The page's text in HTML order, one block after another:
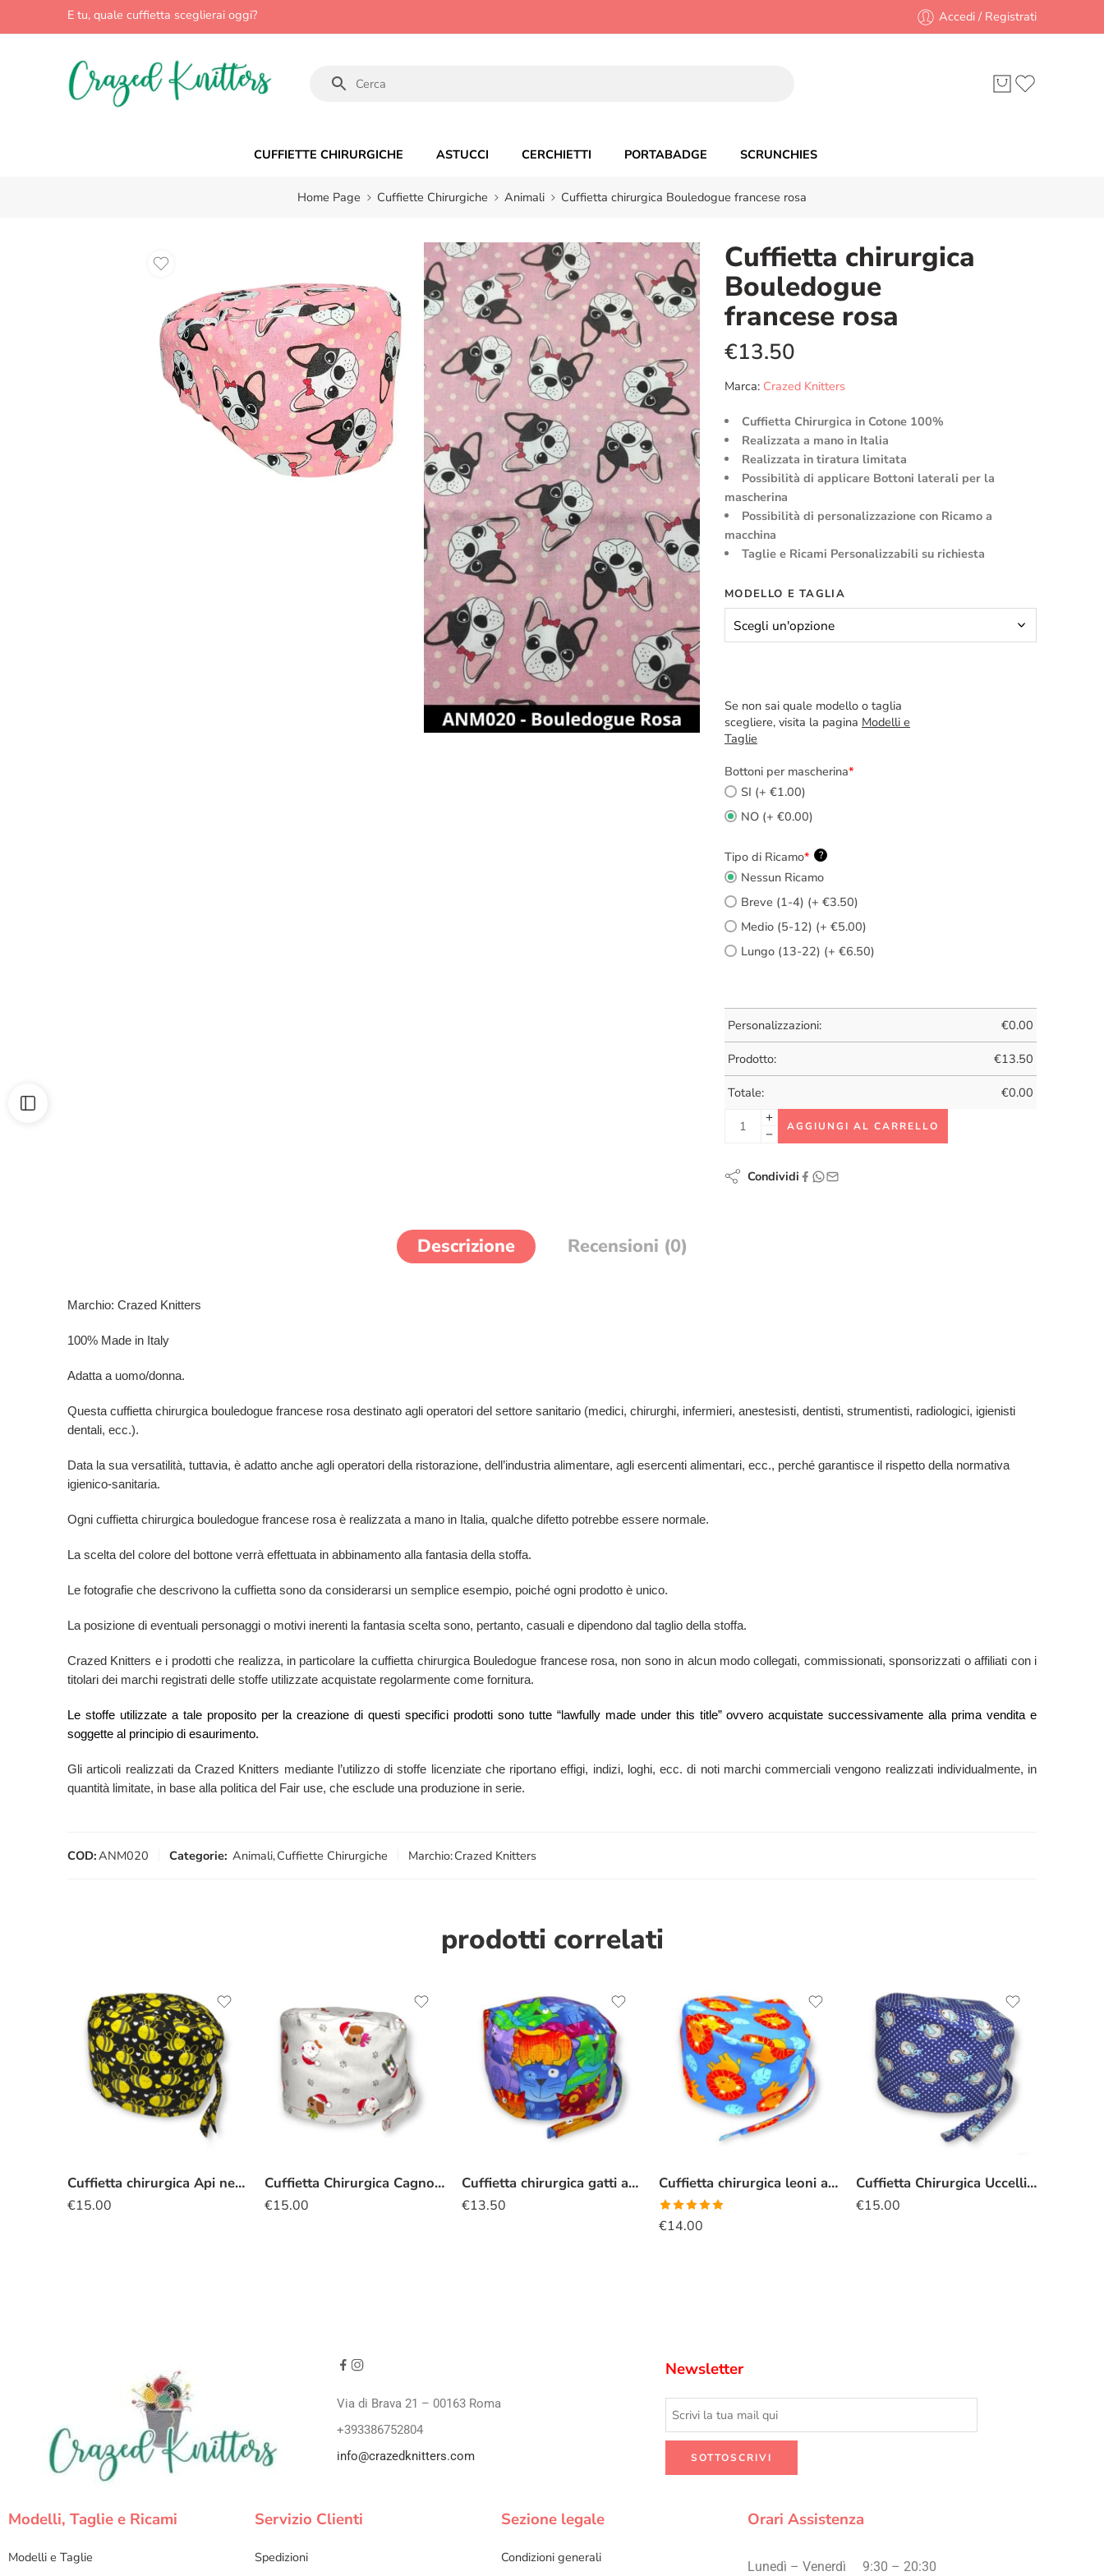
E tu, quale cuffietta sceglierai oggi? Accedi / Registrati
CUFFIETTE CHIRURGICHE ASTUCCI CERCHIETTI PORTABADGE SCRUNCHIES
Home Page Cuffiette Chirurgiche Animali Cuffietta chirurgica Bouledogue francese rosa
Cuffietta chirurgica
Bouledogue
francese rosa
€13.50
Marca: Crazed Knitters
Cuffietta Chirurgica in Cotone 100%
Realizzata a mano in Italia
Realizzata in tiratura limitata
Possibilità di applicare Bottoni laterali per la
mascherina
Possibilità di personalizzazione con Ricamo a
macchina
Taglie e Ricami Personalizzabili su richiesta
MODELLO E TAGLIA
Se non sai quale modello o taglia
scegliere, visita la pagina Modelli e
Taglie
Bottoni per mascherina*
SI (+ €1.00)
NO (+ €0.00)
Tipo di Ricamo* ?
Nessun Ricamo
Breve (1-4) (+ €3.50)
Medio (5-12) (+ €5.00)
Lungo (13-22) (+ €6.50)
Personalizzazioni: €0.00
Prodotto: €13.50
Totale: €0.00
AGGIUNGI AL CARRELLO
Condividi
Descrizione Recensioni (0)
Marchio: Crazed Knitters
100% Made in Italy
Adatta a uomo/donna.
Questa cuffietta chirurgica bouledogue francese rosa destinato agli operatori del settore sanitario (medici, chirurghi, infermieri, anestesisti, dentisti, strumentisti, radiologici, igienisti
dentali, ecc.).
Data la sua versatilità, tuttavia, è adatto anche agli operatori della ristorazione, dell’industria alimentare, agli esercenti alimentari, ecc., perché garantisce il rispetto della normativa
igienico-sanitaria.
Ogni cuffietta chirurgica bouledogue francese rosa è realizzata a mano in Italia, qualche difetto potrebbe essere normale.
La scelta del colore del bottone verrà effettuata in abbinamento alla fantasia della stoffa.
Le fotografie che descrivono la cuffietta sono da considerarsi un semplice esempio, poiché ogni prodotto è unico.
La posizione di eventuali personaggi o motivi inerenti la fantasia scelta sono, pertanto, casuali e dipendono dal taglio della stoffa.
Crazed Knitters e i prodotti che realizza, in particolare la cuffietta chirurgica Bouledogue francese rosa, non sono in alcun modo collegati, commissionati, sponsorizzati o affiliati con i
titolari dei marchi registrati delle stoffe utilizzate acquistate regolarmente come fornitura.
Le stoffe utilizzate a tale proposito per la creazione di questi specifici prodotti sono tutte “lawfully made under this title” ovvero acquistate successivamente alla prima vendita e
soggette al principio di esaurimento.
Gli articoli realizzati da Crazed Knitters mediante l’utilizzo di stoffe licenziate che riportano effigi, indizi, loghi, ecc. di noti marchi commerciali vengono realizzati individualmente, in
quantità limitate, in base alla politica del Fair use, che esclude una produzione in serie.
COD:ANM020 Categorie: Animali,Cuffiette Chirurgiche Marchio:Crazed Knitters
prodotti correlati
Cuffietta chirurgica Api nero
€15.00
Cuffietta Chirurgica Cagnolini natalizi
€15.00
Cuffietta chirurgica gatti arcobaleno
€13.50
Cuffietta chirurgica leoni arancio
Valutato
5.00su 5
€14.00
Cuffietta Chirurgica Uccellini
€15.00
Via di Brava 21 – 00163 Roma
+393386752804
info@crazedknitters.com
Newsletter
Modelli, Taglie e Ricami
Modelli e Taglie
Servizio Clienti
Spedizioni
Sezione legale
Condizioni generali
Orari Assistenza
Lunedì – Venerdì 9:30 – 20:30